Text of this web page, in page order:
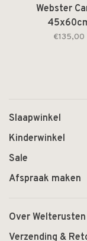
Webster
€135,00
Slaapwinkel
Kinderwinkel
Sale
Afspraak maken
Over
Verzending &